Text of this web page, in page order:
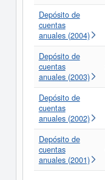
Depósito de
cuentas
anuales (2004)
Depósito de
cuentas
anuales (2003)
Depósito de
cuentas
anuales (2002)
Depósito de
cuentas
anuales (2001)